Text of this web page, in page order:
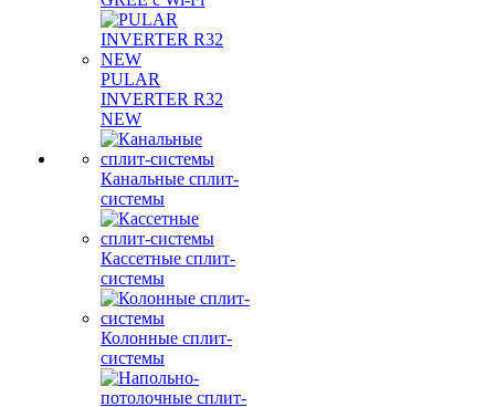
PULAR
INVERTER R32
NEW
Канальные сплит-
системы
Кассетные сплит-
системы
Колонные сплит-
системы